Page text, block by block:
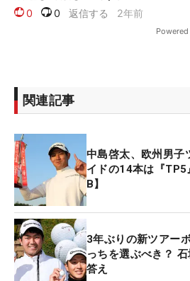
関連記事
中島啓太、欧州男子
イドの14本は『
B】
3年ぶりの新ツアー
っちを選ぶべき？
答え